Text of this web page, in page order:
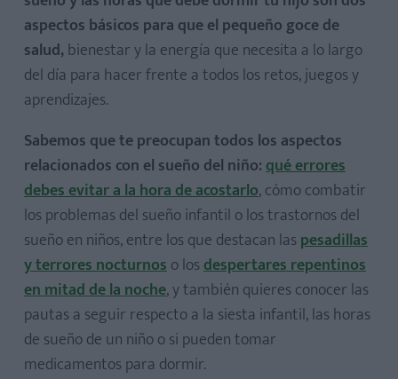
aspectos básicos para que el pequeño goce de
salud,bienestar y la energía que necesita a lo largo
del día para hacer frente a todos los retos, juegos y
aprendizajes.
Sabemos que te preocupan todos los aspectos
relacionados con el sueño del niño:qué errores
debes evitar a la hora de acostarlo, cómo combatir
los problemas del sueño infantil o los trastornos del
sueño en niños, entre los que destacan las pesadillas
y terrores nocturnoso losdespertares repentinos
en mitad de la noche, y también quieres conocer las
pautas a seguir respecto a la siesta infantil, las horas
de sueño de un niño o si pueden tomar
medicamentos para dormir.